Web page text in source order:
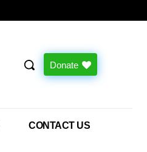
Donate
CONTACT US